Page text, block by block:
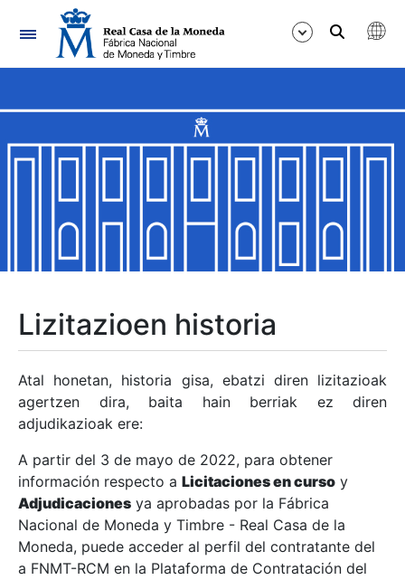
Nabigazioa
Erakutsi/Ezkutatu
Erakutsi/Ezkutatu
Erakutsi/Ezkutatu
Erakutsi/Ezkutatu
Erakutsi/Ezkutatu
Erakutsi/Ezkutatu
Erakutsi/Ezkutatu
Lizitazioen historia
Atal honetan, historia gisa, ebatzi diren lizitazioak
agertzen dira, baita hain berriak ez diren
adjudikazioak ere:
A partir del 3 de mayo de 2022, para obtener
información respecto a Licitaciones en curso y
Adjudicaciones ya aprobadas por la Fábrica
Nacional de Moneda y Timbre - Real Casa de la
Moneda, puede acceder al perfil del contratante del
a FNMT-RCM en la Plataforma de Contratación del